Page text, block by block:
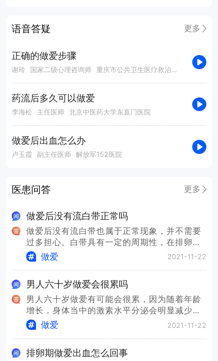
语音答疑 更多
正确的做爱步骤
谢玲 国家二级心理咨询师 重庆市公共卫生医疗救治中心医云在线互联网医院
药流后多久可以做爱
李海松 主任医师 北京中医药大学东直门医院
做爱后出血怎么办
卢玉霞 副主任医师 解放军152医院
医患问答 更多
做爱后没有流白带正常吗
做爱后没有流白带也属于正常现象，并不需要
过多担心。白带具有一定的周期性，在排卵期
白带量会有所增加，而不是排卵期白带的量会
有所增长，所以在做爱的同时并不会出现流白
洗，可以避免出现妇科疾病。平时还需要注意
私密处的护理，以及穿棉质的内衣，可以用于
避免私密处的皮肤出现损伤，有利于自身的健
康。
做爱 2021-11-22
男人六十岁做爱会很累吗
男人六十岁做爱有可能会很累，因为随着年龄
增长，身体当中的激素水平分泌会明显减少，
身体的机能也会下降，做爱属于剧烈的一种运
动，所以会导致身体容易疲劳。六十岁如果身
响，不要过分担心，也需要根据个人情况适当
做爱 2021-11-22
排卵期做爱出血怎么回事